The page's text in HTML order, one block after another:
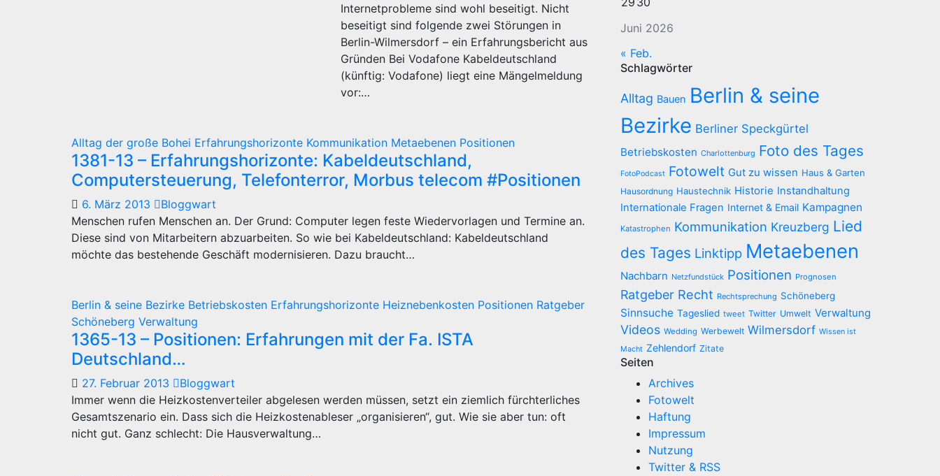
Internetprobleme sind wohl beseitigt. Nicht
beseitigt sind folgende zwei Störungen in
Berlin-Wilmersdorf – ein Erfahrungsbericht aus
Gründen Bei Vodafone Kabeldeutschland
(künftig: Vodafone) liegt eine Mängelmeldung
vor:…
Alltag der große Bohei Erfahrungshorizonte Kommunikation Metaebenen Positionen
1381-13 – Erfahrungshorizonte: Kabeldeutschland,
Computersteuerung, Telefonterror, Morbus telecom #Positionen
6. März 2013
Bloggwart
Menschen rufen Menschen an. Der Grund: Computer legen feste Wiedervorlagen und Termine an.
Diese sind von Mitarbeitern abzuarbeiten. So wie bei Kabeldeutschland: Kabeldeutschland
möchte das bestehende Geschäft modernisieren. Dazu braucht…
Berlin & seine Bezirke Betriebskosten Erfahrungshorizonte Heiznebenkosten Positionen Ratgeber
Schöneberg Verwaltung
1365-13 – Positionen: Erfahrungen mit der Fa. ISTA
Deutschland…
27. Februar 2013
Bloggwart
Immer wenn die Heizkostenverteiler abgelesen werden müssen, setzt ein ziemlich fürchterliches
Gesamtszenario ein. Dass sich die Heizkostenableser „organisieren“, gut. Wie sie aber tun: oft
nicht gut. Ganz schlecht: Die Hausverwaltung…
Juni 2026
« Feb.
Schlagwörter
Alltag Bauen Berlin & seine
Bezirke Berliner Speckgürtel
Betriebskosten Charlottenburg Foto des Tages
FotoPodcast Fotowelt Gut zu wissen Haus & Garten
Hausordnung Haustechnik Historie Instandhaltung
Internationale Fragen Internet & Email Kampagnen
Katastrophen Kommunikation Kreuzberg Lied
des Tages Linktipp Metaebenen
Nachbarn Netzfundstück Positionen Prognosen
Ratgeber Recht Rechtsprechung Schöneberg
Sinnsuche Tageslied tweet Twitter Umwelt Verwaltung
Videos Wedding Werbewelt Wilmersdorf Wissen ist
Macht Zehlendorf Zitate
Seiten
Archives
Fotowelt
Haftung
Impressum
Nutzung
Twitter & RSS